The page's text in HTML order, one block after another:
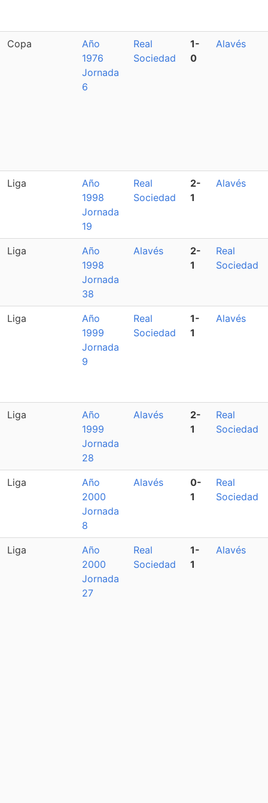
Copa
Año
1976
Jornada
6
Real
Sociedad
1-
0
Alavés
Liga
Año
1998
Jornada
19
Real
Sociedad
2-
1
Alavés
Liga
Año
1998
Jornada
38
Alavés
2-
1
Real
Sociedad
Liga
Año
1999
Jornada
9
Real
Sociedad
1-
1
Alavés
Liga
Año
1999
Jornada
28
Alavés
2-
1
Real
Sociedad
Liga
Año
2000
Jornada
8
Alavés
0-
1
Real
Sociedad
Liga
Año
2000
Jornada
27
Real
Sociedad
1-
1
Alavés